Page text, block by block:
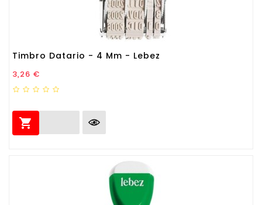
Timbro Datario - 4 Mm - Lebez
Prezzo
3,26 €
